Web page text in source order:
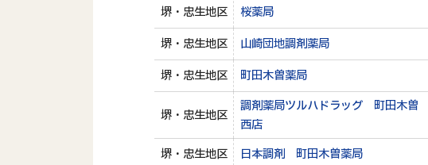
堺・忠生地区 桜薬局
堺・忠生地区 山崎団地調剤薬局
堺・忠生地区 町田木曽薬局
堺・忠生地区
調剤薬局ツルハドラッグ 町田木曽
西店
堺・忠生地区 日本調剤 町田木曽薬局